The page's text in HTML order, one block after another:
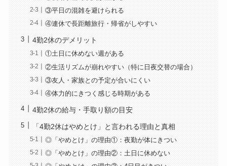
③平日の混雑を避けられる
④連休で長距離旅行・帰省がしやすい
4勤2休のデメリット
①土日に休めない週がある
②生活リズムが崩れやすい（特に日夜交替の場合）
③友人・家族との予定が合いにくい
④体力的にきつく感じる時期がある
4勤2休の給与・手取り額の目安
「4勤2休はやめとけ」と言われる理由と真相
◎「やめとけ」の理由①：夜勤が体にきつい
◎「やめとけ」の理由②：土日に休めない